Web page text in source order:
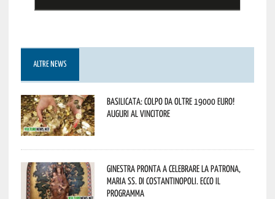
ALTRE NEWS
Basilicata: colpo da oltre 19000 Euro!
Auguri al vincitore
Ginestra pronta a celebrare la Patrona,
Maria SS. di Costantinopoli. Ecco il
programma